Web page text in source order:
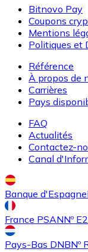
UNI
AcheterEthereum
ETC
Bitnovo Pay
Coupons
Mentions
Politiques et
Référence
À propos de
Carrières
Pays
FAQ
Actualités
Contactez-
Canal
Banque d'Espagne
France PSANNº
Pays-Bas DNBNº